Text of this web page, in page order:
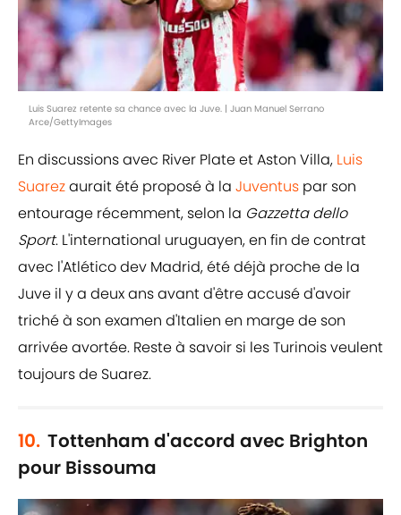
Luis Suarez retente sa chance avec la Juve. | Juan Manuel Serrano
Arce/GettyImages
En discussions avec River Plate et Aston Villa, Luis
Suarezaurait été proposé à la Juventus par son
entourage récemment, selon la Gazzetta dello
Sport. L'international uruguayen, en fin de contrat
avec l'Atlético dev Madrid, été déjà proche de la
Juve il y a deux ans avant d'être accusé d'avoir
triché à son examen d'Italien en marge de son
arrivée avortée. Reste à savoir si les Turinois veulent
toujours de Suarez.
10. Tottenham d'accord avec Brighton
pour Bissouma